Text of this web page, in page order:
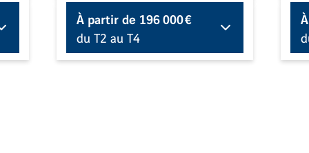
À partir de196 000 €
du T2 au T4